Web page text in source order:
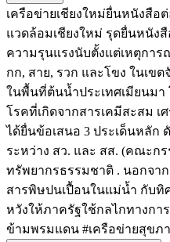
เครือข่ายเชียงใหม่ยื่นหนังสือ
แวดล้อมเชียงใหม่ รุดยื่นหนัง
ความรุนแรงนับตั้งแต่เหตุกา
กก, สาย, รวก และโขง ในเข
ในพื้นที่ต้นน้ำประเทศเมียนมา
โรคที่เกิดจากสารเคมีสะสม
ได้ยื่นข้อเสนอ 3 ประเด็นหลัก
ระหว่าง สว. และ สส. (คณะก
ทรัพยากรธรรมชาติ . นอกจา
สารพิษปนเปื้อนในแม่น้ำ กับทิ
หวังให้ภาครัฐใช้กลไกทางก
ข้ามพรมแดน #เครือข่ายสุขภ